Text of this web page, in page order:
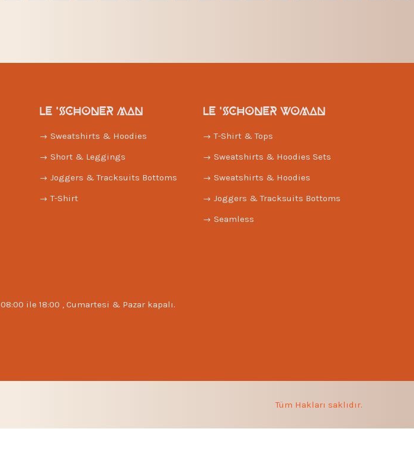
LE 'SCHONER MAN
Sweatshirts & Hoodies
Short & Leggings
Joggers & Tracksuits Bottoms
T-Shirt
LE 'SCHONER WOMAN
T-Shirt & Tops
Sweatshirts & Hoodies Sets
Sweatshirts & Hoodies
Joggers & Tracksuits Bottoms
Seamless
08:00 ile 18:00 , Cumartesi & Pazar kapalı.
Tüm Hakları saklıdır.